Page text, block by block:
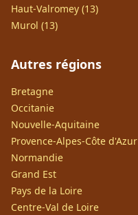
Haut-Valromey (13)
Murol (13)
Autres régions
Bretagne
Occitanie
Nouvelle-Aquitaine
Provence-Alpes-Côte d'Azur
Normandie
Grand Est
Pays de la Loire
Centre-Val de Loire